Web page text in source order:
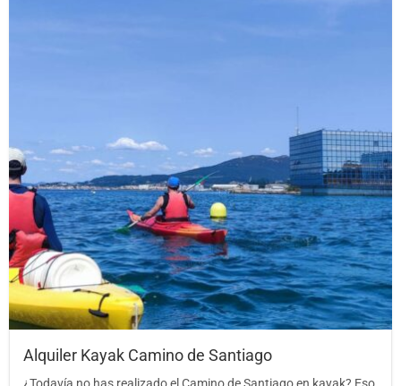
Alquiler Kayak Camino de Santiago